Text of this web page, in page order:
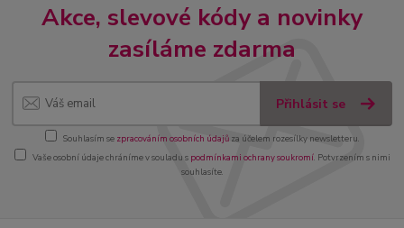
Akce, slevové kódy a novinky
zasíláme zdarma
Přihlásit se
Souhlasím se zpracováním osobních údajůza účelem rozesílky newsletteru.
Vaše osobní údaje chráníme v souladu s podmínkami ochrany soukromí. Potvrzením s nimi
souhlasíte.